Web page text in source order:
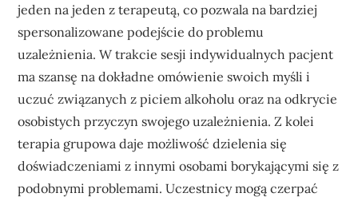
jeden na jeden z terapeutą, co pozwala na bardziej
spersonalizowane podejście do problemu
uzależnienia. W trakcie sesji indywidualnych pacjent
ma szansę na dokładne omówienie swoich myśli i
uczuć związanych z piciem alkoholu oraz na odkrycie
osobistych przyczyn swojego uzależnienia. Z kolei
terapia grupowa daje możliwość dzielenia się
doświadczeniami z innymi osobami borykającymi się z
podobnymi problemami. Uczestnicy mogą czerpać